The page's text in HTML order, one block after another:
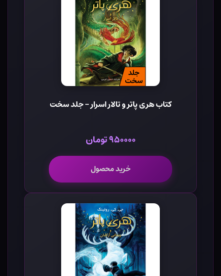
کتاب هری پاتر و تالار اسرار - جلد سخت
۹۵۰۰۰۰ تومان
خرید محصول